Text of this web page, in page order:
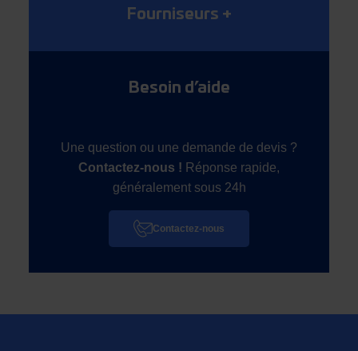
Fourniseurs +
Besoin d’aide
Une question ou une demande de devis ?
Contactez-nous ! Réponse rapide,
généralement sous 24h
Contactez-nous